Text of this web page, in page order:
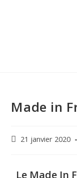
Made in
21 janvier 2020
Le Made In